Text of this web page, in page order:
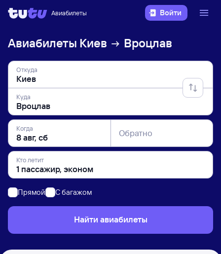
Авиабилеты Войти
Авиабилеты Киев Вроцлав
Откуда
Куда
Когда Обратно
Кто летит
Прямой C багажом
Найти авиабилеты